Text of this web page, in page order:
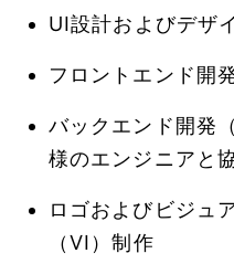
UI設計およびデザ
フロントエンド開
バックエンド開発
様のエンジニアと協
ロゴおよびビジュ
（VI）制作